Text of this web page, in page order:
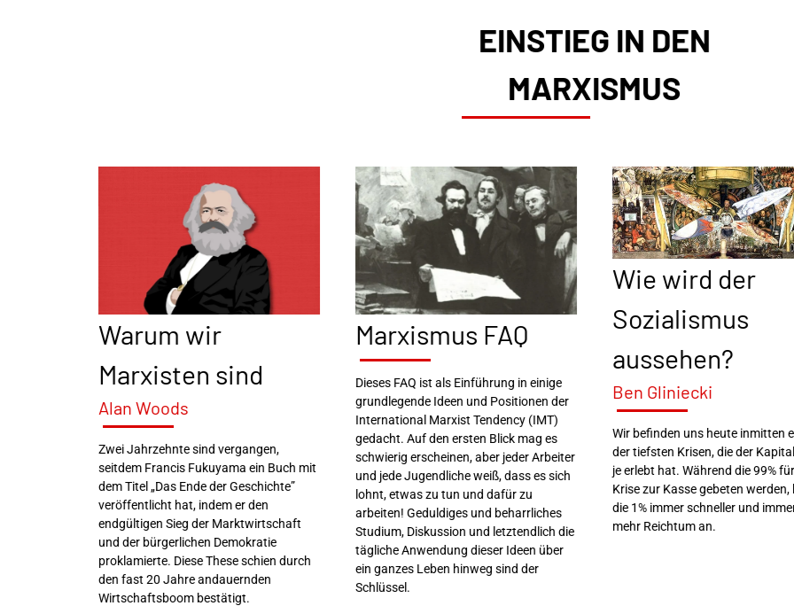
EINSTIEG IN DEN
MARXISMUS
Warum wir
Marxisten sind
Alan Woods
Zwei Jahrzehnte sind vergangen,
seitdem Francis Fukuyama ein Buch mit
dem Titel „Das Ende der Geschichte”
veröffentlicht hat, indem er den
endgültigen Sieg der Marktwirtschaft
und der bürgerlichen Demokratie
proklamierte. Diese These schien durch
den fast 20 Jahre andauernden
Wirtschaftsboom bestätigt.
Marxismus FAQ
Dieses FAQ ist als Einführung in einige
grundlegende Ideen und Positionen der
International Marxist Tendency (IMT)
gedacht. Auf den ersten Blick mag es
schwierig erscheinen, aber jeder Arbeiter
und jede Jugendliche weiß, dass es sich
lohnt, etwas zu tun und dafür zu
arbeiten! Geduldiges und beharrliches
Studium, Diskussion und letztendlich die
tägliche Anwendung dieser Ideen über
ein ganzes Leben hinweg sind der
Schlüssel.
Wie wird der
Sozialismus
aussehen?
Ben Gliniecki
Wir befinden uns heute inmitten
der tiefsten Krisen, die der
je erlebt hat. Während die 99%
Krise zur Kasse gebeten werden,
die 1% immer schneller und
mehr Reichtum an.